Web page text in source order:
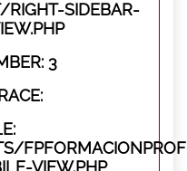
RIGHT-SIDEBAR-
3
VIEW.PHP